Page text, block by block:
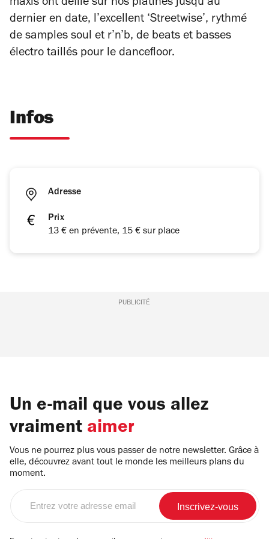
maxis ont défilé sur nos platines jusqu’au
dernier en date, l’excellent ‘Streetwise’ , rythmé
de samples soul et r’n’b, de beats et basses
électro taillés pour le dancefloor.
Infos
Adresse
Prix
13 € en prévente, 15 € sur place
PUBLICITÉ
Un e-mail que vous allez
vraiment aimer
Vous ne pourrez plus vous passer de notre newsletter. Grâce à
elle, découvrez avant tout le monde les meilleurs plans du
moment.